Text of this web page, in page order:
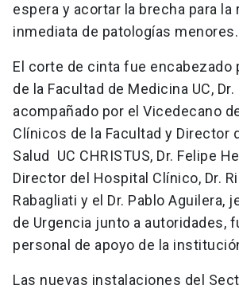
espera y acortar la brecha para la
inmediata de patologías menores.
El corte de cinta fue encabezado
de la Facultad de Medicina UC,
acompañado por el Vicedecano
Clínicos de la Facultad y Director
Salud UC CHRISTUS, Dr. Felipe
Director del Hospital Clínico, Dr.
Rabagliati y el Dr. Pablo Aguilera,
de Urgencia junto a autoridades,
personal de apoyo de la
Las nuevas instalaciones del